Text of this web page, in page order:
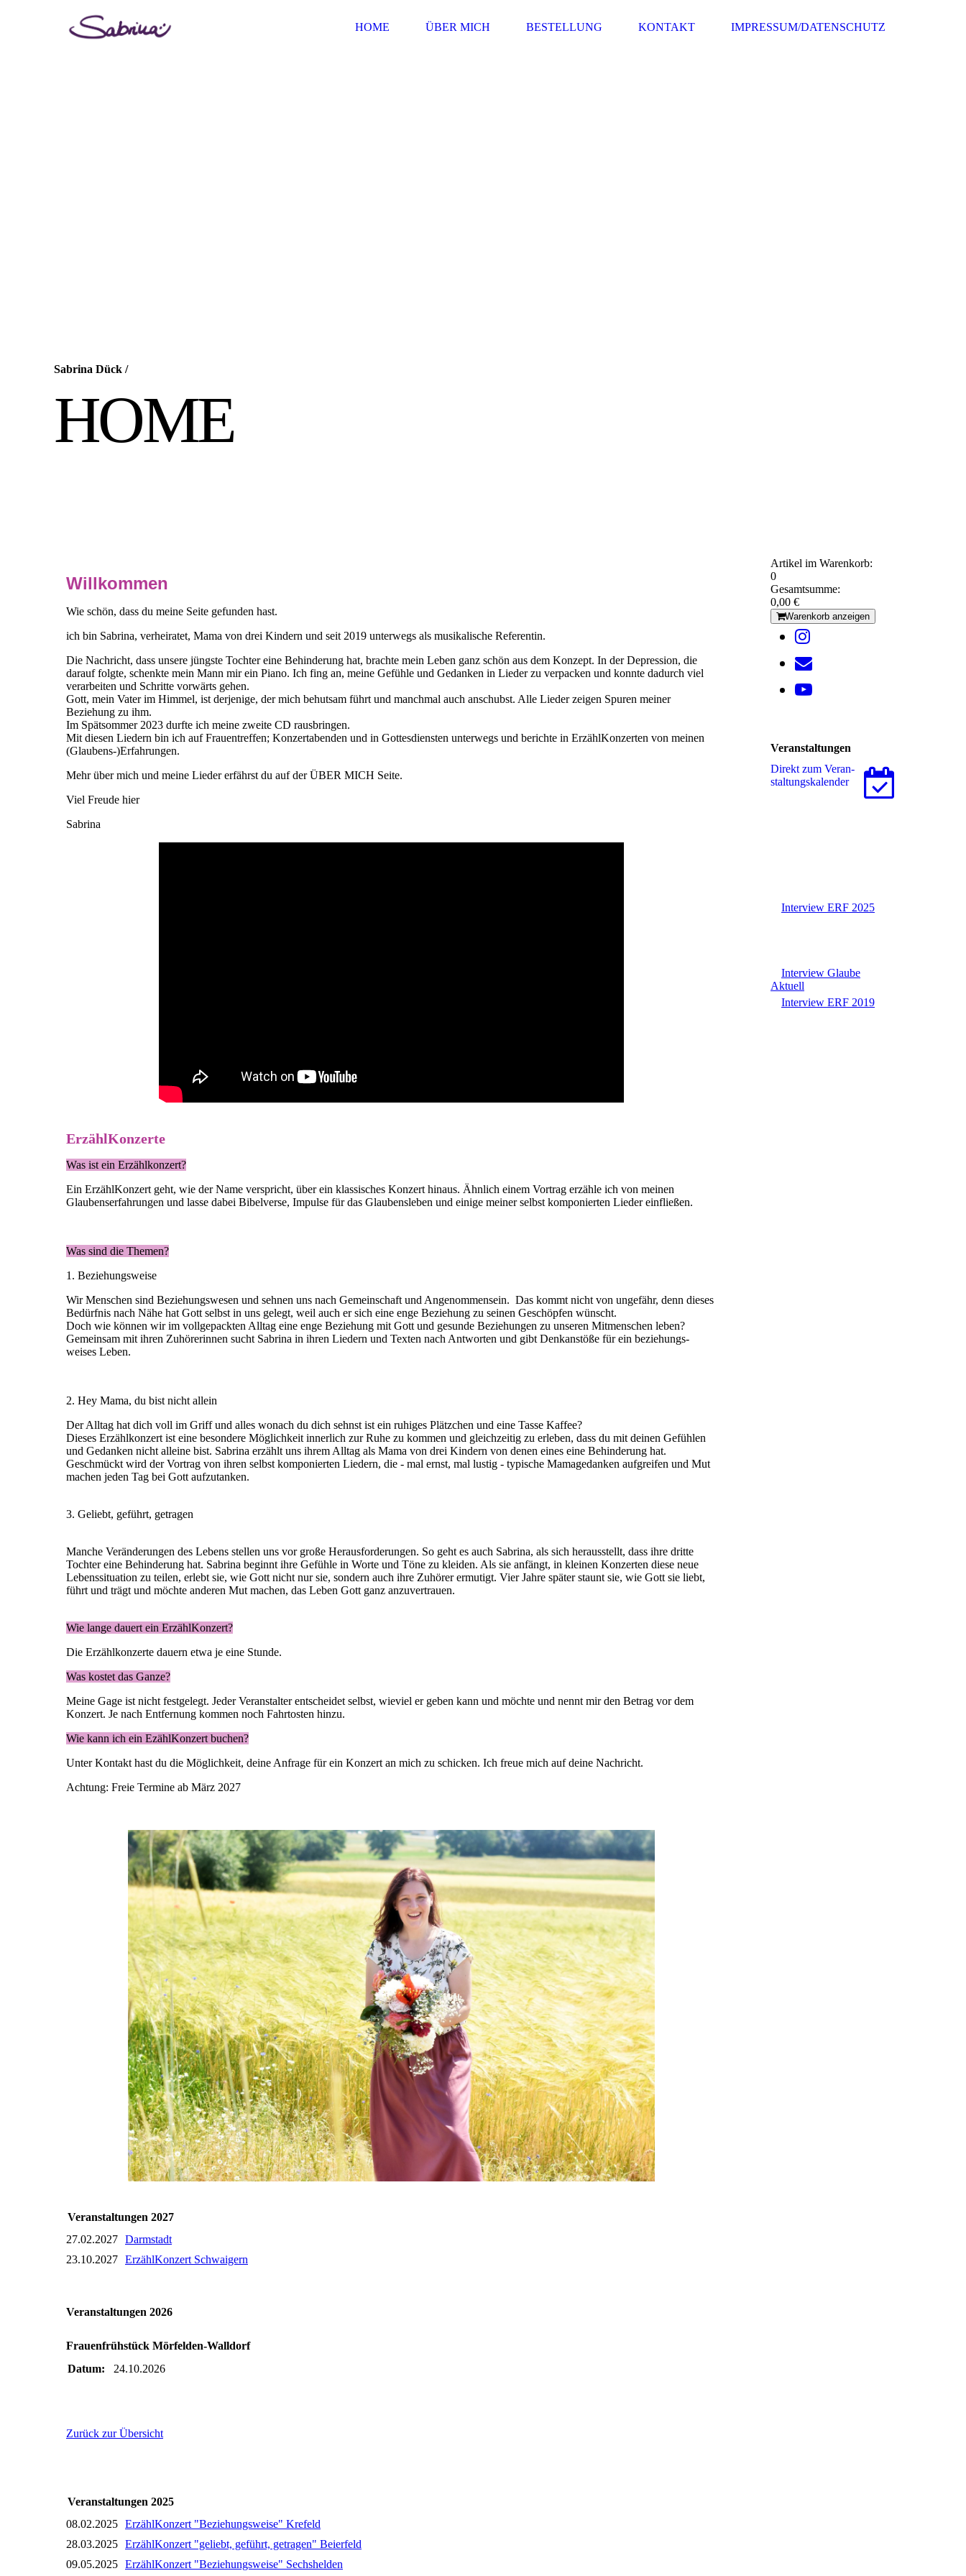
HOME ÜBER MICH BESTELLUNG KONTAKT IMPRESSUM/DATENSCHUTZ
Sabrina Dück /
HOME
Willkommen
Wie schön, dass du meine Seite gefunden hast.
ich bin Sabrina, verheiratet, Mama von drei Kindern und seit 2019 unterwegs als musikalische Referentin.
Die Nachricht, dass unsere jüngste Tochter eine Behinderung hat, brachte mein Leben ganz schön aus dem Konzept. In der Depression, die
darauf folgte, schenkte mein Mann mir ein Piano. Ich fing an, meine Gefühle und Gedanken in Lieder zu verpacken und konnte dadurch viel
verarbeiten und Schritte vorwärts gehen.
Gott, mein Vater im Himmel, ist derjenige, der mich behutsam führt und manchmal auch anschubst. Alle Lieder zeigen Spuren meiner
Beziehung zu ihm.
Im Spätsommer 2023 durfte ich meine zweite CD rausbringen.
Mit diesen Liedern bin ich auf Frauentreffen; Konzertabenden und in Gottesdiensten unterwegs und berichte in ErzählKonzerten von meinen
(Glaubens-)Erfahrungen.
Mehr über mich und meine Lieder erfährst du auf der ÜBER MICH Seite.
Viel Freude hier
Sabrina
ErzählKonzerte
Was ist ein Erzählkonzert?
Ein ErzählKonzert geht, wie der Name verspricht, über ein klassisches Konzert hinaus. Ähnlich einem Vortrag erzähle ich von meinen
Glaubenserfahrungen und lasse dabei Bibelverse, Impulse für das Glaubensleben und einige meiner selbst komponierten Lieder einfließen.
Was sind die Themen?
1. Beziehungsweise
Wir Menschen sind Beziehungswesen und sehnen uns nach Gemeinschaft und Angenommensein. Das kommt nicht von ungefähr, denn dieses
Bedürfnis nach Nähe hat Gott selbst in uns gelegt, weil auch er sich eine enge Beziehung zu seinen Geschöpfen wünscht.
Doch wie können wir im vollgepackten Alltag eine enge Beziehung mit Gott und gesunde Beziehungen zu unseren Mitmenschen leben?
Gemeinsam mit ihren Zuhörerinnen sucht Sabrina in ihren Liedern und Texten nach Antworten und gibt Denkanstöße für ein beziehungs-
weises Leben.
2. Hey Mama, du bist nicht allein
Der Alltag hat dich voll im Griff und alles wonach du dich sehnst ist ein ruhiges Plätzchen und eine Tasse Kaffee?
Dieses Erzählkonzert ist eine besondere Möglichkeit innerlich zur Ruhe zu kommen und gleichzeitig zu erleben, dass du mit deinen Gefühlen
und Gedanken nicht alleine bist. Sabrina erzählt uns ihrem Alltag als Mama von drei Kindern von denen eines eine Behinderung hat.
Geschmückt wird der Vortrag von ihren selbst komponierten Liedern, die - mal ernst, mal lustig - typische Mamagedanken aufgreifen und Mut
machen jeden Tag bei Gott aufzutanken.
3. Geliebt, geführt, getragen
Manche Veränderungen des Lebens stellen uns vor große Herausforderungen. So geht es auch Sabrina, als sich herausstellt, dass ihre dritte
Tochter eine Behinderung hat. Sabrina beginnt ihre Gefühle in Worte und Töne zu kleiden. Als sie anfängt, in kleinen Konzerten diese neue
Lebenssituation zu teilen, erlebt sie, wie Gott nicht nur sie, sondern auch ihre Zuhörer ermutigt. Vier Jahre später staunt sie, wie Gott sie liebt,
führt und trägt und möchte anderen Mut machen, das Leben Gott ganz anzuvertrauen.
Wie lange dauert ein ErzählKonzert?
Die Erzählkonzerte dauern etwa je eine Stunde.
Was kostet das Ganze?
Meine Gage ist nicht festgelegt. Jeder Veranstalter entscheidet selbst, wieviel er geben kann und möchte und nennt mir den Betrag vor dem
Konzert. Je nach Entfernung kommen noch Fahrtosten hinzu.
Wie kann ich ein EzählKonzert buchen?
Unter Kontakt hast du die Möglichkeit, deine Anfrage für ein Konzert an mich zu schicken. Ich freue mich auf deine Nachricht.
Achtung: Freie Termine ab März 2027
Veranstaltungen 2027
27.02.2027 Darmstadt
23.10.2027 ErzählKonzert Schwaigern
Veranstaltungen 2026
Frauenfrühstück Mörfelden-Walldorf
Datum:
24.10.2026
Zurück zur Übersicht
Veranstaltungen 2025
08.02.2025 ErzählKonzert "Beziehungsweise" Krefeld
28.03.2025 ErzählKonzert "geliebt, geführt, getragen" Beierfeld
09.05.2025 ErzählKonzert "Beziehungsweise" Sechshelden
Artikel im Warenkorb:
0
Gesamtsumme:
0,00 €
Warenkorb anzeigen
Veranstaltungen
Direkt zum Ver­an­
stal­tungs­ka­len­der
Interview ERF 2025
Interview Glaube
Aktuell
Interview ERF 2019